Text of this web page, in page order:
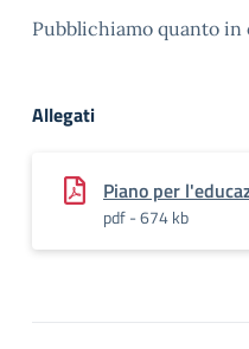
Pubblichiamo quanto in
Allegati
Piano per
pdf - 674 kb